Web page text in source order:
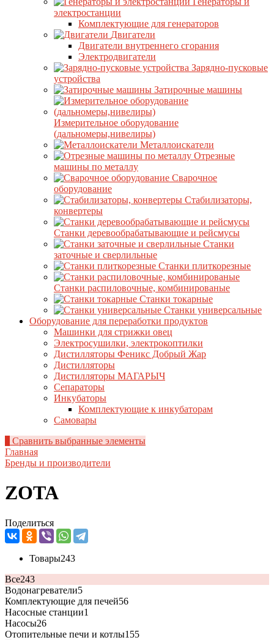
электростанции
Комплектующие для генераторов
Двигатели
Двигатели внутреннего сгорания
Электродвигатели
Зарядно-пусковые
устройства
Затирочные машины
Измерительное оборудование
(дальномеры,нивелиры)
Металлоискатели
Отрезные
машины по металлу
Сварочное
оборудование
Стабилизаторы,
конвертеры
Станки деревообрабатывающие и рейсмусы
Станки
заточные и сверлильные
Станки плиткорезные
Станки распиловочные, комбинированые
Станки токарные
Станки универсальные
Оборудование для переработки продуктов
Машинки для стрижки овец
Электросушилки, электрокоптилки
Дистилляторы Феникс Добрый Жар
Дистилляторы
Дистилляторы МАГАРЫЧ
Сепараторы
Инкубаторы
Комплектующие к инкубаторам
Самовары
Сравнить выбранные элементы
Главная
Бренды и производители
ZOTA
Поделиться
Товары243
Все243
Водонагреватели5
Комплектующие для печей56
Насосные станции1
Насосы26
Отопительные печи и котлы155